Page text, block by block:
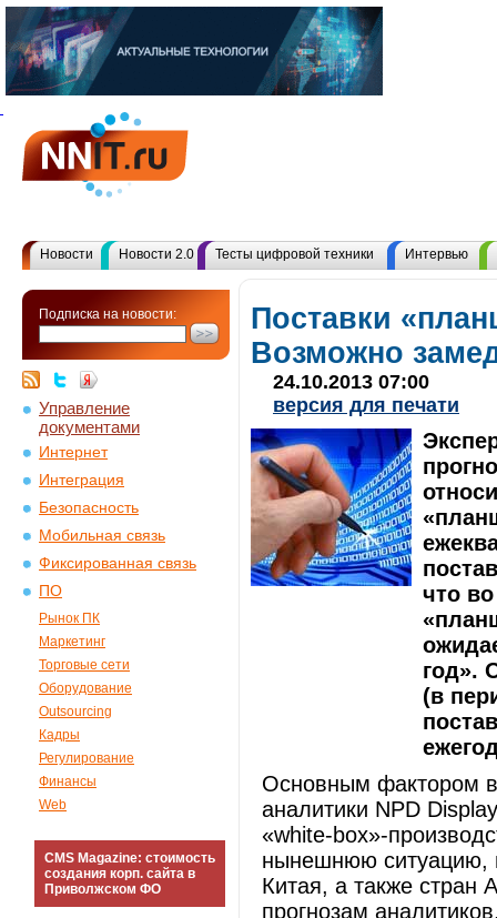
Новости Новости 2.0 Тесты цифровой техники Интервью
Подписка на новости:
Управление
документами
Интернет
Интеграция
Безопасность
Мобильная связь
Фиксированная связь
ПО
Рынок ПК
Маркетинг
Торговые сети
Оборудование
Outsourcing
Кадры
Регулирование
Финансы
Web
CMS Magazine: стоимость
создания корп. сайта в
Приволжском ФО
Поставки
Возможно
24.10.2013 07:00
версия для печати
что
год».
(в
Основным фактором в
аналитики NPD
«white-box»-
нынешнюю ситуацию,
Китая, а также стран
прогнозам